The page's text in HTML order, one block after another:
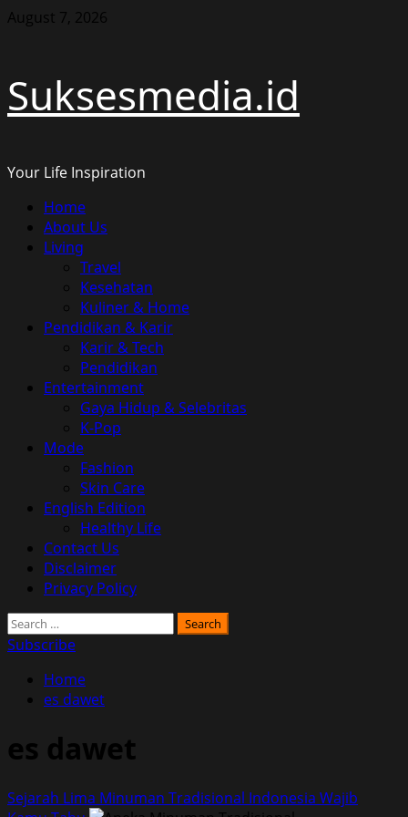
Skip
August 7, 2026
Suksesmedia.id
Your Life Inspiration
Primary
Menu
Home
About Us
Living
Travel
Kesehatan
Kuliner & Home
Pendidikan & Karir
Karir & Tech
Pendidikan
Entertainment
Gaya Hidup & Selebritas
K-Pop
Mode
Fashion
Skin Care
English Edition
Healthy Life
Contact Us
Disclaimer
Privacy Policy
Search
for:
Subscribe
Home
es dawet
es dawet
Sejarah Lima Minuman Tradisional Indonesia Wajib